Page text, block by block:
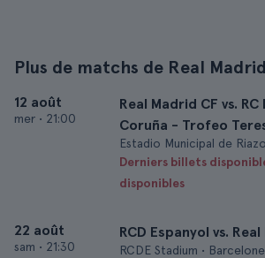
Plus de matchs de Real
12 août
mer • 21:00
Real Madrid CF vs.
Coruña - Trofeo
Estadio Municipal de
Derniers billets
disponibles
22 août
sam • 21:30
RCD Espanyol vs.
RCDE Stadium • Barcelone